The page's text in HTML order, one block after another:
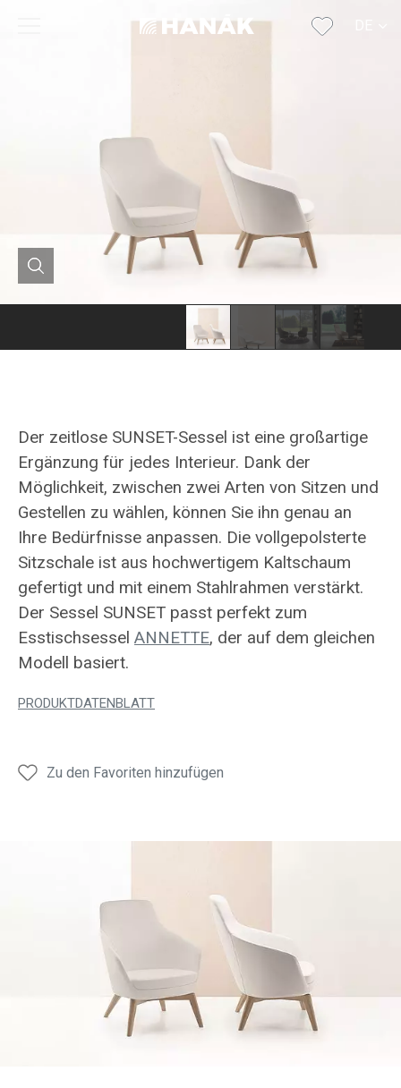
Der zeitlose SUNSET-Sessel ist eine großartige
Ergänzung für jedes Interieur. Dank der
Möglichkeit, zwischen zwei Arten von Sitzen und
Gestellen zu wählen, können Sie ihn genau an
Ihre Bedürfnisse anpassen. Die vollgepolsterte
Sitzschale ist aus hochwertigem Kaltschaum
gefertigt und mit einem Stahlrahmen verstärkt.
Der Sessel SUNSET passt perfekt zum
Esstischsessel ANNETTE, der auf dem gleichen
Modell basiert.
PRODUKTDATENBLATT
Zu den Favoriten hinzufügen